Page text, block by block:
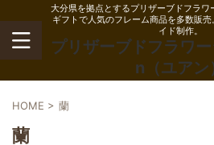
大分県を拠点とするプリザーブドフラワ
ギフトで人気のフレーム商品を多数販
イド制作。
プリザーブドフラワ
n（ユアン
HOME > 蘭
蘭